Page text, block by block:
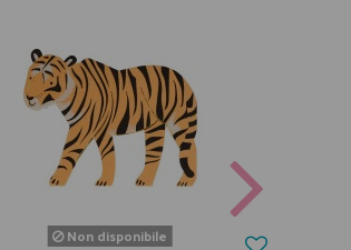
Non disponibile